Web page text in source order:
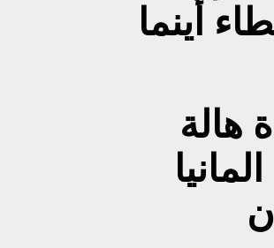
أينما
هالة